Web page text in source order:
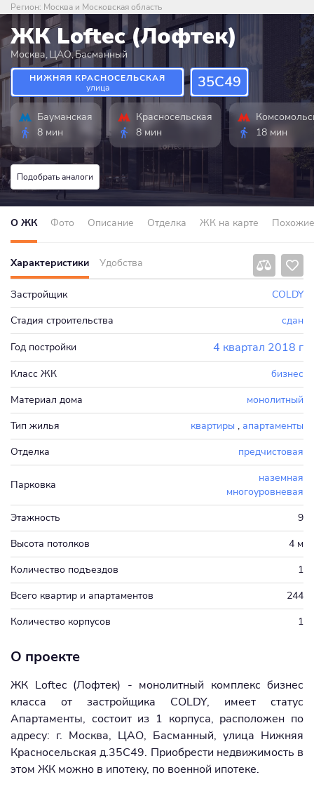
Регион: Москва и Московская область
ЖК Loftec (Лофтек)
Москва,ЦАО,Басманный
НИЖНЯЯ КРАСНОСЕЛЬСКАЯ
улица
35С49
Бауманская
8 мин
Красносельская
8 мин
18 мин
Подобрать аналоги
О ЖК Фото Описание Отделка ЖК на карте
Характеристики Удобства
Застройщик
COLDY
Стадия строительства
сдан
Год постройки
4 квартал 2018 г
Класс ЖК
бизнес
Материал дома
монолитный
Тип жилья
квартиры , апартаменты
Отделка
предчистовая
Парковка
наземная
многоуровневая
Этажность
9
Высота потолков
4 м
Количество подъездов
1
Всего квартир и апартаментов
244
Количество корпусов
1
О проекте
ЖК Loftec (Лофтек) - монолитный комплекс бизнес
класса от застройщика COLDY, имеет статус
Апартаменты, состоит из 1 корпуса, расположен по
адресу: г. Москва, ЦАО, Басманный, улица Нижняя
Красносельская д.35С49. Приобрести недвижимость в
этом ЖК можно в ипотеку, по военной ипотеке.